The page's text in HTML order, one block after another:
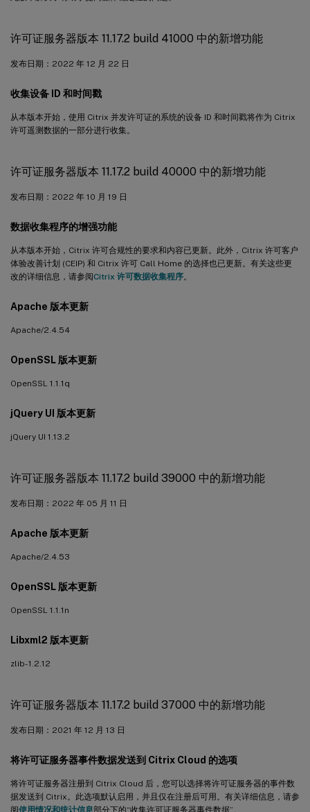
许可证服务器版本 11.17.2 build 41000 中的新增功能
发布日期：2022 年 12 月 22 日
收集设备 ID 和时间戳
从本版本开始，使用 Citrix 并发许可证的系统的设备 ID 和时间戳将作为 Citrix
许可遥测数据的一部分进行收集。
许可证服务器版本 11.17.2 build 40000 中的新增功能
发布日期：2022 年 10 月 19 日
数据收集程序的增强功能
从本版本开始，Citrix 许可合规性的要求和内容已更新。此外，Citrix 许可客户
体验改善计划 (CEIP) 和 Citrix 许可 Call Home 的选择也已更新。有关这些更
改的详细信息，请参阅Citrix 许可数据收集程序。
Apache 版本更新
Apache/2.4.54
OpenSSL 版本更新
OpenSSL 1.1.1q
jQuery UI 版本更新
jQuery UI 1.13.2
许可证服务器版本 11.17.2 build 39000 中的新增功能
发布日期：2022 年 05 月 11 日
Apache 版本更新
Apache/2.4.53
OpenSSL 版本更新
OpenSSL 1.1.1n
Libxml2 版本更新
zlib- 1.2.12
许可证服务器版本 11.17.2 build 37000 中的新增功能
发布日期：2021 年 12 月 13 日
将许可证服务器事件数据发送到 Citrix Cloud 的选项
将许可证服务器注册到 Citrix Cloud 后，您可以选择将许可证服务器的事件数
据发送到 Citrix。此选项默认启用，并且仅在注册后可用。有关详细信息，请参
阅使用情况和统计信息部分下的“收集许可证服务器事件数据”。